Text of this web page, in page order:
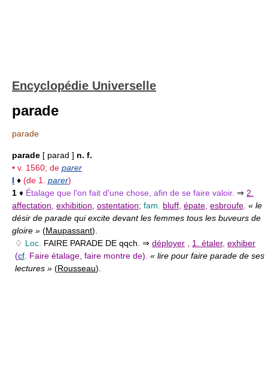
Encyclopédie Universelle
parade
parade
parade [ parad ] n. f.
• v. 1560; de parer
I ♦ (de 1. parer)
1 ♦ Étalage que l'on fait d'une chose, afin de se faire valoir. ⇒ 2.
affectation exhibition ostentation; fam. bluff épate esbroufe « le
désir de parade qui excite devant les femmes tous les buveurs de
gloire » (Maupassant).
♢ Loc. FAIRE PARADE DE qqch. ⇒ déployer 1. étaler, exhiber
(cf . Faire étalage, faire montre de). « lire pour faire parade de ses
lectures » (Rousseau).